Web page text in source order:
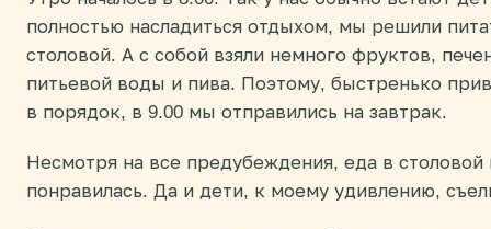
полностью насладиться отдыхом, мы решили
столовой. А с собой взяли немного фруктов,
питьевой воды и пива. Поэтому, быстренько
в порядок, в 9.00 мы отправились на завтрак.
Несмотря на все предубеждения, еда в столовой
понравилась. Да и дети, к моему удивлению,